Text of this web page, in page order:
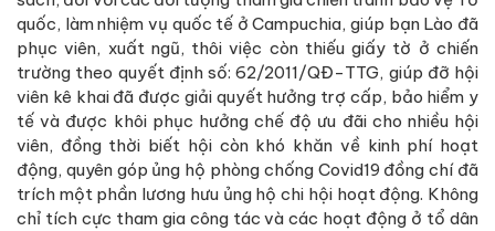
quốc, làm nhiệm vụ quốc tế ở Campuchia, giúp bạn Lào đã
phục viên, xuất ngũ, thôi việc còn thiếu giấy tờ ở chiến
trường theo quyết định số: 62/2011/QĐ-TTG, giúp đỡ hội
viên kê khai đã được giải quyết hưởng trợ cấp, bảo hiểm y
tế và được khôi phục hưởng chế độ ưu đãi cho nhiều hội
viên, đồng thời biết hội còn khó khăn về kinh phí hoạt
động, quyên góp ủng hộ phòng chống Covid19 đồng chí đã
trích một phần lương hưu ủng hộ chi hội hoạt động. Không
chỉ tích cực tham gia công tác và các hoạt động ở tổ dân